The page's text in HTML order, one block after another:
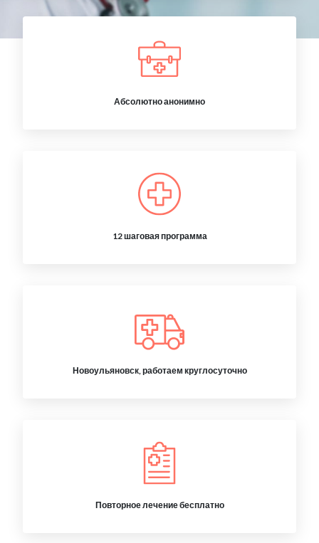
Абсолютно анонимно
12 шаговая программа
Новоульяновск, работаем круглосуточно
Повторное лечение бесплатно